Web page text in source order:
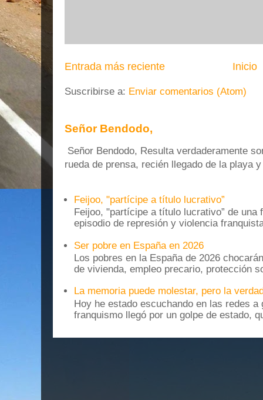
Entrada más reciente Inicio
Suscribirse a: Enviar comentarios (Atom)
Señor Bendodo,
Señor Bendodo, Resulta verdaderamente
rueda de prensa, recién llegado de la playa
Feijoo, "partícipe a título lucrativo”
Feijoo, "partícipe a título lucrativo” de una
episodio de represión y violencia
Ser pobre en España en 2026
Los pobres en la España de 2026
de vivienda, empleo precario, protección
La memoria puede molestar, pero la
Hoy he estado escuchando en las redes a
franquismo llegó por un golpe de estado,